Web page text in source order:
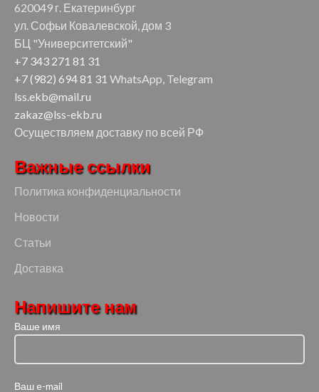
620049 г. Екатеринбург
ул. Софьи Ковалевской, дом 3
БЦ "Университетский"
+7 343 271 81 31
+7 (982) 694 81 31 WhatsApp, Telegram
lss.ekb@mail.ru
zakaz@lss-ekb.ru
Осуществляем доставку по всей РФ
Важные ссылки
Политика конфиденциальности
Новости
Статьи
Доставка
Напишите нам
Ваше имя
Ваш e-mail